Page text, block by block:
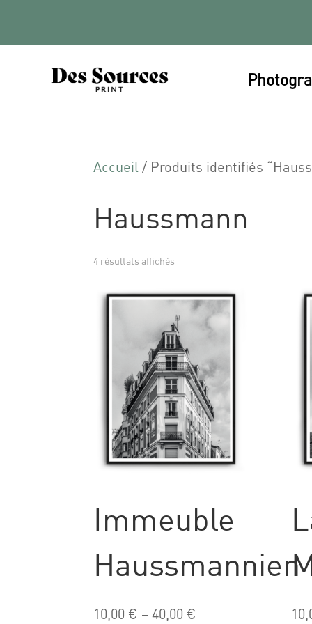
Accueil / Produits identifiés
Haussmann
4 résultats affichés
Immeuble
Haussmannien
10,00 € –40,00 €